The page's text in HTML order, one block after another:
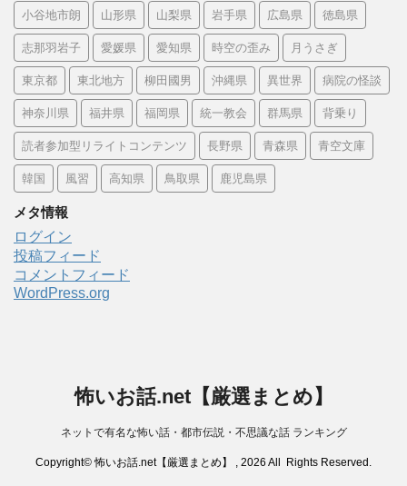
小谷地市朗 山形県 山梨県 岩手県 広島県 徳島県
志那羽岩子 愛媛県 愛知県 時空の歪み 月うさぎ
東京都 東北地方 柳田國男 沖縄県 異世界 病院の怪談
神奈川県 福井県 福岡県 統一教会 群馬県 背乗り
読者参加型リライトコンテンツ 長野県 青森県 青空文庫
韓国 風習 高知県 鳥取県 鹿児島県
メタ情報
ログイン
投稿フィード
コメントフィード
WordPress.org
怖いお話.net【厳選まとめ】
ネットで有名な怖い話・都市伝説・不思議な話 ランキング
Copyright© 怖いお話.net【厳選まとめ】 , 2026 All Rights Reserved.